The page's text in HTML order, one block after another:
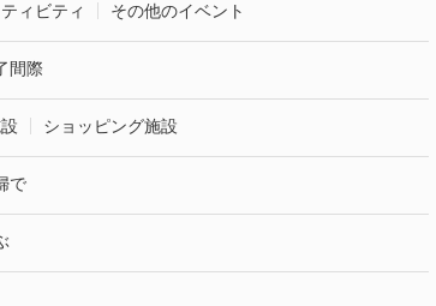
ィビティ その他のイベント
間際
ショッピング施設
で